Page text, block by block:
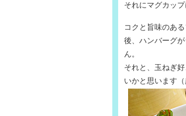
それにマグカップ
コクと旨味のあ
後、ハンバーグ
ん。
それと、玉ねぎ
いかと思います（